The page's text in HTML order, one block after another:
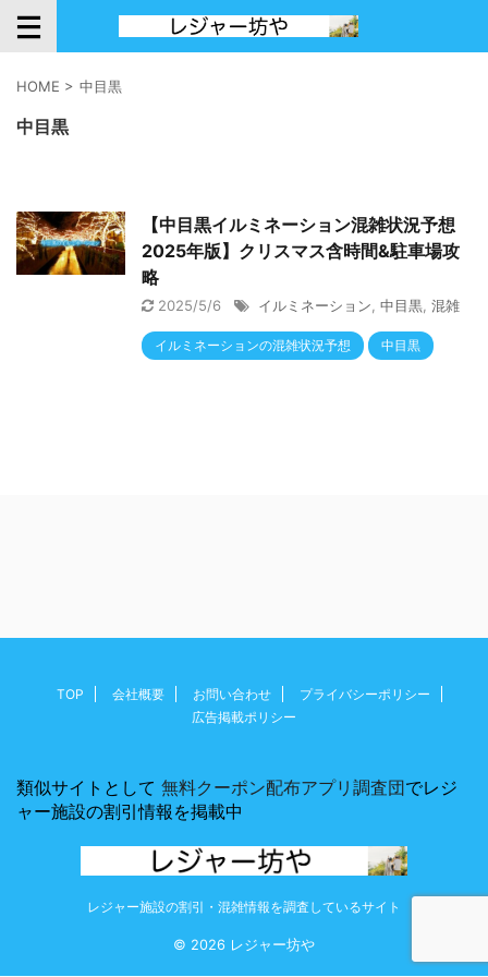
HOME > 中目黒
中目黒
【中目黒イルミネーション混雑状況予想
2025年版】クリスマス含時間&駐車場攻
略
2025/5/6 イルミネーション 中目黒 混雑
イルミネーションの混雑状況予想 中目黒
TOP 会社概要 お問い合わせ
プライバシーポリシー
広告掲載ポリシー
類似サイトとして 無料クーポン配布アプリ調査団でレジ
ャー施設の割引情報を掲載中
レジャー施設の割引・混雑情報を調査しているサイト
© 2026 レジャー坊や